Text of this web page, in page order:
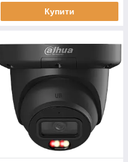
Купити